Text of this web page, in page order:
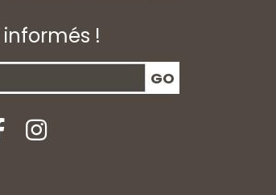
informés !